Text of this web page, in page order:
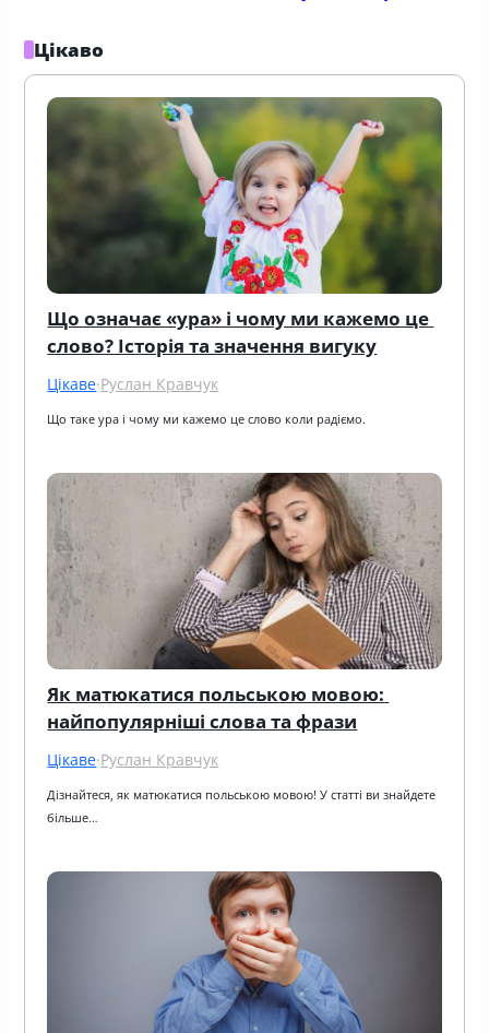
Цікаво
Що означає «ура» і чому ми кажемо це
слово? Історія та значення вигуку
Цікаве·Руслан Кравчук
Що таке ура і чому ми кажемо це слово коли радіємо.
Як матюкатися польською мовою:
найпопулярніші слова та фрази
Цікаве·Руслан Кравчук
Дізнайтеся, як матюкатися польською мовою! У статті ви знайдете
більше…